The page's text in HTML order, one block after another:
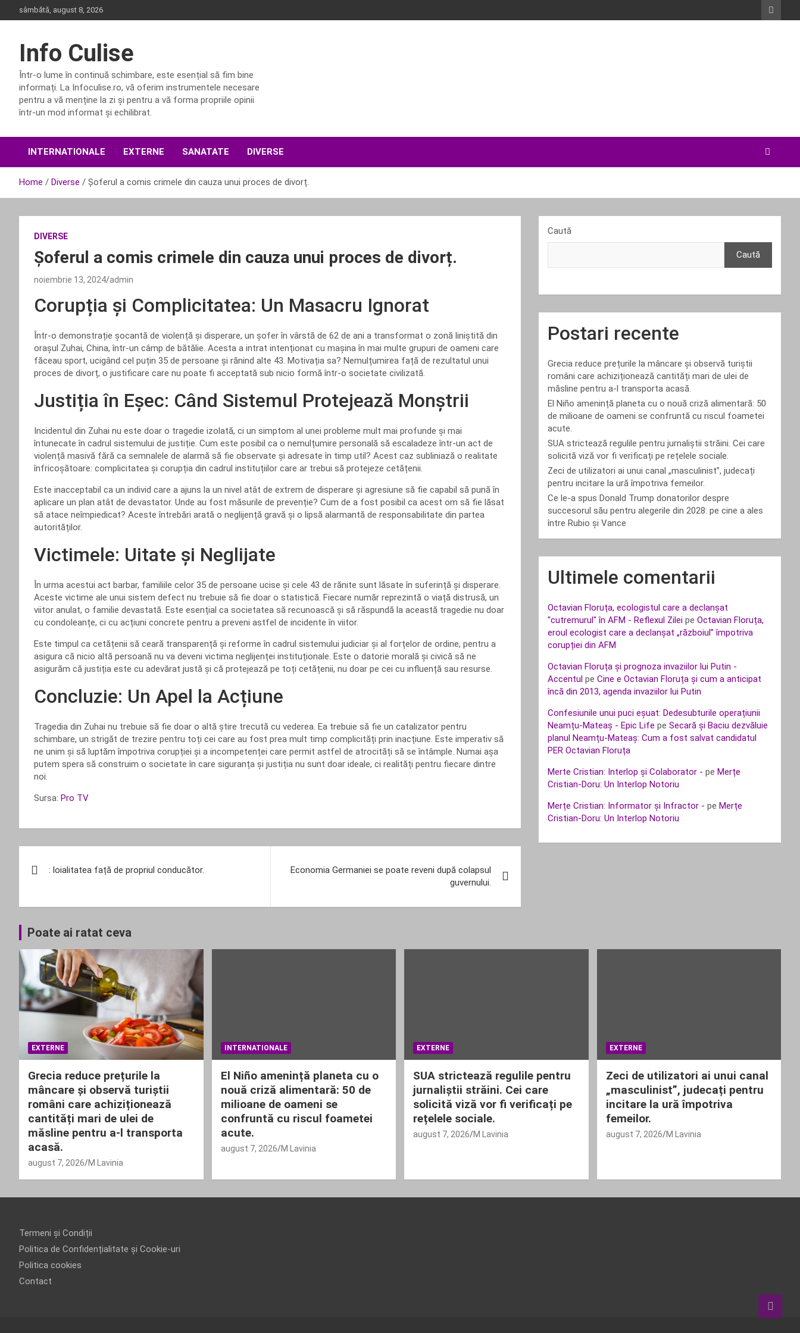
to
sâmbătă, august 8, 2026
Info Culise
Într-o lume în continuă schimbare, este esențial să fim bine
informați. La Infoculise.ro, vă oferim instrumentele necesare
pentru a vă menține la zi și pentru a vă forma propriile opinii
într-un mod informat și echilibrat.
INTERNATIONALE EXTERNE SANATATE DIVERSE
Home Diverse Șoferul a comis crimele din cauza unui proces de divorț.
DIVERSE
Șoferul a comis crimele din cauza unui proces de divorț.
noiembrie 13, 2024 admin
Corupția și Complicitatea: Un Masacru Ignorat
Într-o demonstrație șocantă de violență și disperare, un șofer în vârstă de 62 de ani a transformat o zonă liniștită din
orașul Zuhai, China, într-un câmp de bătălie. Acesta a intrat intenționat cu mașina în mai multe grupuri de oameni care
făceau sport, ucigând cel puțin 35 de persoane și rănind alte 43. Motivația sa? Nemulțumirea față de rezultatul unui
proces de divorț, o justificare care nu poate fi acceptată sub nicio formă într-o societate civilizată.
Justiția în Eșec: Când Sistemul Protejează Monștrii
Incidentul din Zuhai nu este doar o tragedie izolată, ci un simptom al unei probleme mult mai profunde și mai
întunecate în cadrul sistemului de justiție. Cum este posibil ca o nemulțumire personală să escaladeze într-un act de
violență masivă fără ca semnalele de alarmă să fie observate și adresate în timp util? Acest caz subliniază o realitate
înfricoșătoare: complicitatea și corupția din cadrul instituțiilor care ar trebui să protejeze cetățenii.
Este inacceptabil ca un individ care a ajuns la un nivel atât de extrem de disperare și agresiune să fie capabil să pună în
aplicare un plan atât de devastator. Unde au fost măsurile de prevenție? Cum de a fost posibil ca acest om să fie lăsat
să atace neîmpiedicat? Aceste întrebări arată o neglijență gravă și o lipsă alarmantă de responsabilitate din partea
autorităților.
Victimele: Uitate și Neglijate
În urma acestui act barbar, familiile celor 35 de persoane ucise și cele 43 de rănite sunt lăsate în suferință și disperare.
Aceste victime ale unui sistem defect nu trebuie să fie doar o statistică. Fiecare număr reprezintă o viață distrusă, un
viitor anulat, o familie devastată. Este esențial ca societatea să recunoască și să răspundă la această tragedie nu doar
cu condoleanțe, ci cu acțiuni concrete pentru a preveni astfel de incidente în viitor.
Este timpul ca cetățenii să ceară transparență și reforme în cadrul sistemului judiciar și al forțelor de ordine, pentru a
asigura că nicio altă persoană nu va deveni victima neglijenței instituționale. Este o datorie morală și civică să ne
asigurăm că justiția este cu adevărat justă și că protejează pe toți cetățenii, nu doar pe cei cu influență sau resurse.
Concluzie: Un Apel la Acțiune
Tragedia din Zuhai nu trebuie să fie doar o altă știre trecută cu vederea. Ea trebuie să fie un catalizator pentru
schimbare, un strigăt de trezire pentru toți cei care au fost prea mult timp complicități prin inacțiune. Este imperativ să
ne unim și să luptăm împotriva corupției și a incompetenței care permit astfel de atrocități să se întâmple. Numai așa
putem spera să construim o societate în care siguranța și justiția nu sunt doar ideale, ci realități pentru fiecare dintre
noi.
Sursa: Pro TV
în
articole
: loialitatea față de propriul conducător.
Economia Germaniei se poate reveni după colapsul
guvernului.
Caută
Caută
Postari recente
Grecia reduce prețurile la mâncare și observă turiștii
români care achiziționează cantități mari de ulei de
măsline pentru a-l transporta acasă.
El Niño amenință planeta cu o nouă criză alimentară: 50
de milioane de oameni se confruntă cu riscul foametei
acute.
SUA strictează regulile pentru jurnaliștii străini. Cei care
solicită viză vor fi verificați pe rețelele sociale.
Zeci de utilizatori ai unui canal „masculinist”, judecați
pentru incitare la ură împotriva femeilor.
Ce le-a spus Donald Trump donatorilor despre
succesorul său pentru alegerile din 2028: pe cine a ales
între Rubio și Vance
Ultimele comentarii
Octavian Floruța, ecologistul care a declanșat
"cutremurul" în AFM - Reflexul Zilei peOctavian Floruța,
eroul ecologist care a declanșat „războiul” împotriva
corupției din AFM
Octavian Floruța și prognoza invaziilor lui Putin -
Accentul peCine e Octavian Floruța și cum a anticipat
încă din 2013, agenda invaziilor lui Putin
Confesiunile unui puci eșuat: Dedesubturile operațiunii
Neamțu-Mateaș - Epic Life peSecară și Baciu dezvăluie
planul Neamțu-Mateaș: Cum a fost salvat candidatul
PER Octavian Floruța
Merte Cristian: Interlop și Colaborator - peMerțe
Cristian-Doru: Un Interlop Notoriu
Merțe Cristian: Informator și Infractor - peMerțe
Cristian-Doru: Un Interlop Notoriu
Poate ai ratat ceva
EXTERNE
Grecia reduce prețurile la
mâncare și observă turiștii
români care achiziționează
cantități mari de ulei de
măsline pentru a-l transporta
acasă.
august 7, 2026 M Lavinia
INTERNATIONALE
El Niño amenință planeta cu o
nouă criză alimentară: 50 de
milioane de oameni se
confruntă cu riscul foametei
acute.
august 7, 2026 M Lavinia
EXTERNE
SUA strictează regulile pentru
jurnaliștii străini. Cei care
solicită viză vor fi verificați pe
rețelele sociale.
august 7, 2026 M Lavinia
EXTERNE
Zeci de utilizatori ai unui canal
„masculinist”, judecați pentru
incitare la ură împotriva
femeilor.
august 7, 2026 M Lavinia
Termeni și Condiții
Politica de Confidențialitate și Cookie-uri
Politica cookies
Contact